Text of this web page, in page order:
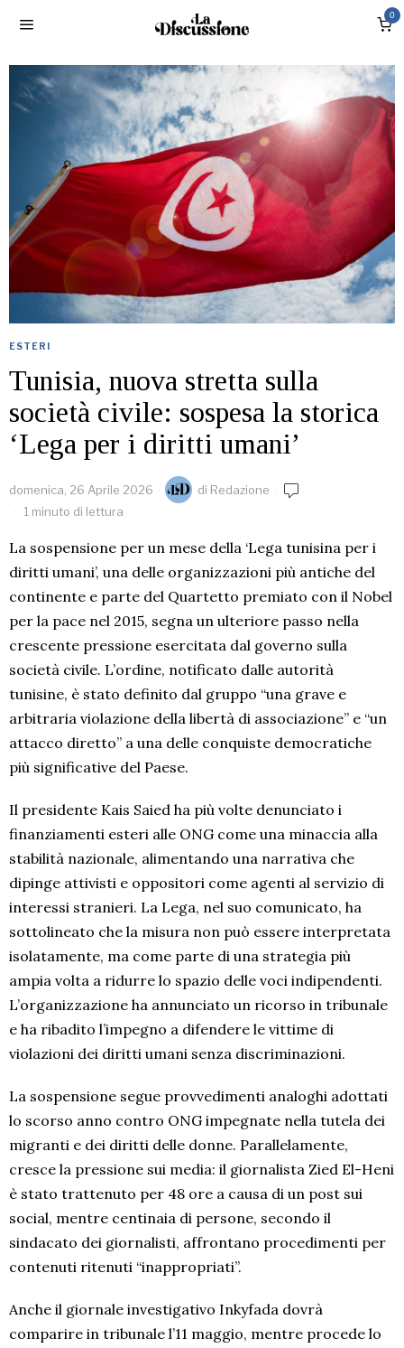
0
ESTERI
Tunisia, nuova stretta sulla
società civile: sospesa la storica
‘Lega per i diritti umani’
domenica, 26 Aprile 2026 di Redazione
1 minuto di lettura
La sospensione per un mese della ‘Lega tunisina per i
diritti umani’, una delle organizzazioni più antiche del
continente e parte del Quartetto premiato con il Nobel
per la pace nel 2015, segna un ulteriore passo nella
crescente pressione esercitata dal governo sulla
società civile. L’ordine, notificato dalle autorità
tunisine, è stato definito dal gruppo “una grave e
arbitraria violazione della libertà di associazione” e “un
attacco diretto” a una delle conquiste democratiche
più significative del Paese.
Il presidente Kais Saied ha più volte denunciato i
finanziamenti esteri alle ONG come una minaccia alla
stabilità nazionale, alimentando una narrativa che
dipinge attivisti e oppositori come agenti al servizio di
interessi stranieri. La Lega, nel suo comunicato, ha
sottolineato che la misura non può essere interpretata
isolatamente, ma come parte di una strategia più
ampia volta a ridurre lo spazio delle voci indipendenti.
L’organizzazione ha annunciato un ricorso in tribunale
e ha ribadito l’impegno a difendere le vittime di
violazioni dei diritti umani senza discriminazioni.
La sospensione segue provvedimenti analoghi adottati
lo scorso anno contro ONG impegnate nella tutela dei
migranti e dei diritti delle donne. Parallelamente,
cresce la pressione sui media: il giornalista Zied El-Heni
è stato trattenuto per 48 ore a causa di un post sui
social, mentre centinaia di persone, secondo il
sindacato dei giornalisti, affrontano procedimenti per
contenuti ritenuti “inappropriati”.
Anche il giornale investigativo Inkyfada dovrà
comparire in tribunale l’11 maggio, mentre procede lo